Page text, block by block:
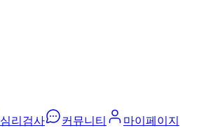
심리검사 커뮤니티
마이페이지